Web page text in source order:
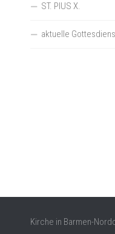
ST. PIUS X.
aktuelle
Kirche in Barmen-